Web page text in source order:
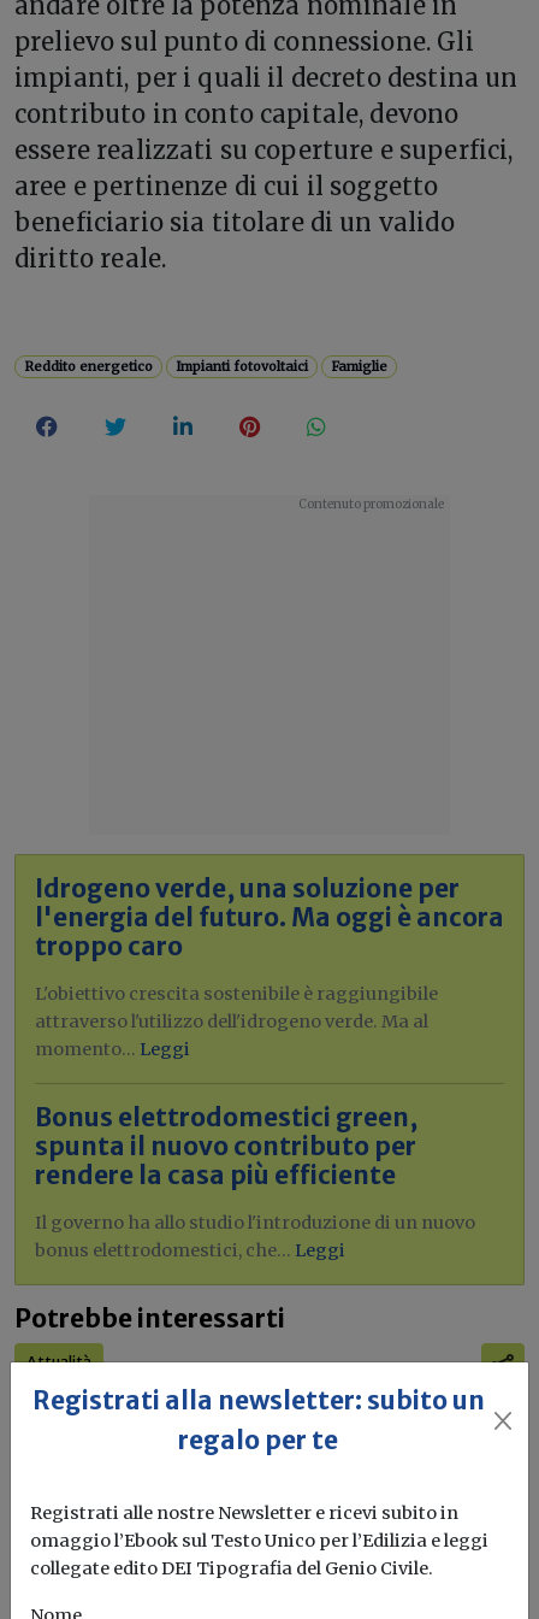
prelievo sul punto di connessione. Gli
impianti, per i quali il decreto destina un
contributo in conto capitale, devono
essere realizzati su coperture e superfici,
aree e pertinenze di cui il soggetto
beneficiario sia titolare di un valido
diritto reale.
Reddito energetico Impianti fotovoltaici Famiglie
Idrogeno verde, una soluzione per
l'energia del futuro. Ma oggi è ancora
troppo caro
L'obiettivo crescita sostenibile è raggiungibile
attraverso l'utilizzo dell'idrogeno verde. Ma al
momento... Leggi
Bonus elettrodomestici green,
spunta il nuovo contributo per
rendere la casa più efficiente
Il governo ha allo studio l'introduzione di un nuovo
bonus elettrodomestici, che... Leggi
Potrebbe interessarti
Attualità
Impianti fotovoltaici e termo-
fotovoltaici nel Sud: dal MASE un bando
L’Avviso si rivolge alle imprese di qualsiasi dimensione per
progetti localizzati in...
Registrati alla newsletter: subito un
regalo per te
Registrati alle nostre Newsletter e ricevi subito in
omaggio l’Ebook sul Testo Unico per l’Edilizia e leggi
collegate edito DEI Tipografia del Genio Civile.